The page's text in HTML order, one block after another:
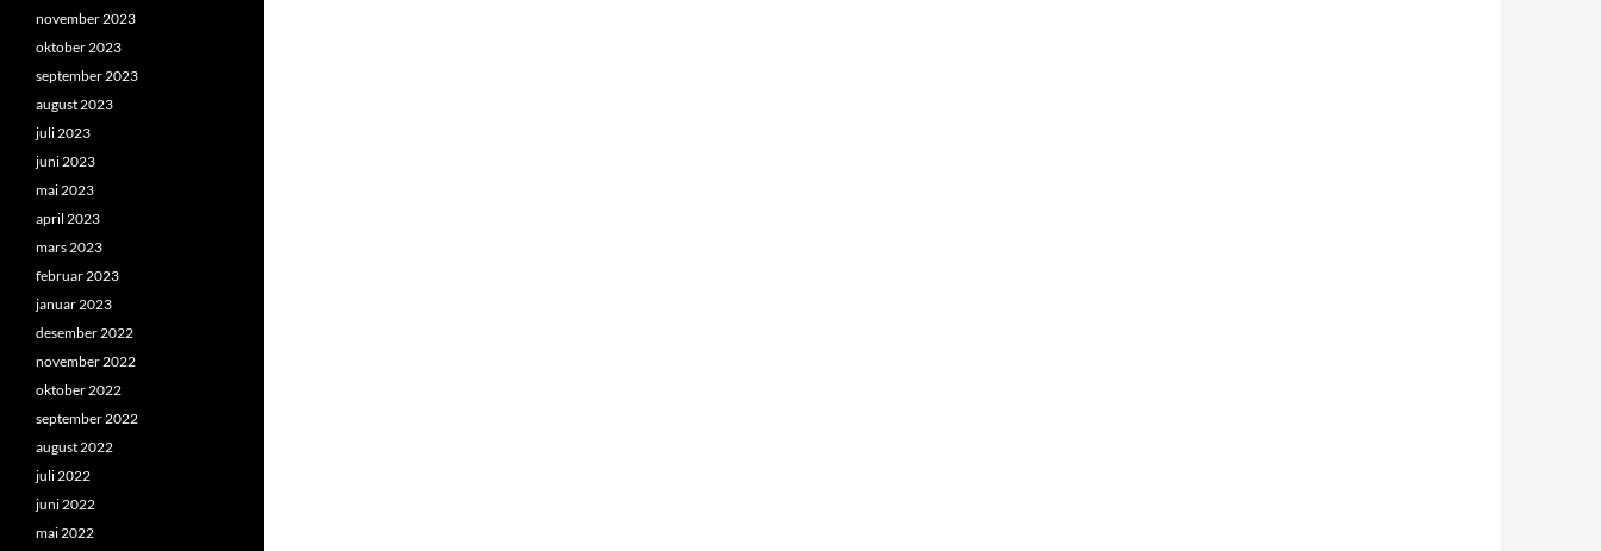
november 2023
oktober 2023
september 2023
august 2023
juli 2023
juni 2023
mai 2023
april 2023
mars 2023
februar 2023
januar 2023
desember 2022
november 2022
oktober 2022
september 2022
august 2022
juli 2022
juni 2022
mai 2022